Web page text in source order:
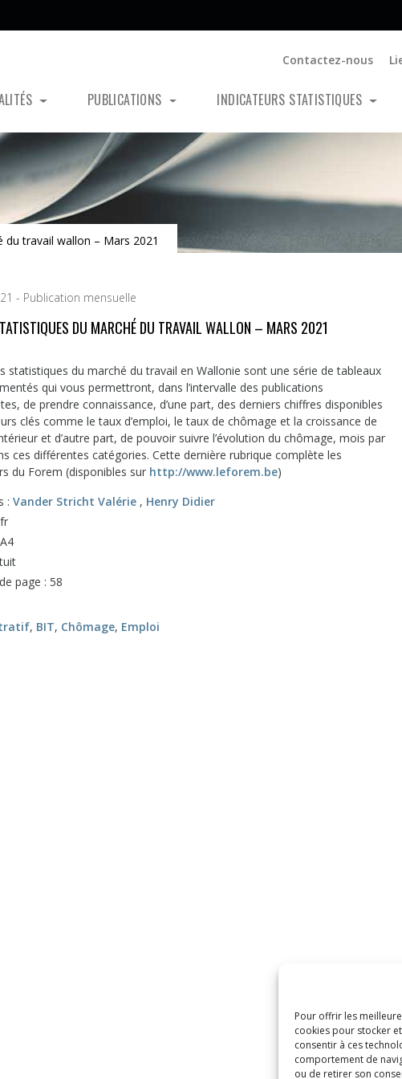
Pour offrir les
cookies pour stocker
consentir à ces
comportement de
ou de retirer son
Contactez-nous
PUBLICATIONS INDICATEURS STATISTIQUES
travail wallon – Mars 2021
- Publication mensuelle
DU MARCHÉ DU TRAVAIL WALLON – MARS 2021
statistiques du marché du travail en Wallonie sont une série de tableaux
qui vous permettront, dans l’intervalle des publications
de prendre connaissance, d’une part, des derniers chiffres disponibles
clés comme le taux d’emploi, le taux de chômage et la croissance de
et d’autre part, de pouvoir suivre l’évolution du chômage, mois par
ces différentes catégories. Cette dernière rubrique complète les
du Forem (disponibles sur http://www.leforem.be)
:Vander Stricht Valérie , Henry Didier
page : 58
, BIT, Chômage, Emploi